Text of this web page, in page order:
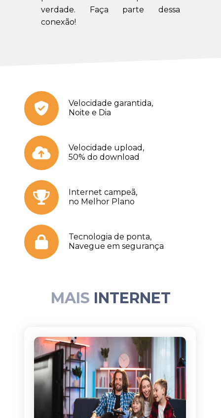
verdade. Faça parte dessa
conexão!
Velocidade garantida,
Noite e Dia
Velocidade upload,
50% do download
Internet campeã,
no Melhor Plano
Tecnologia de ponta,
Navegue em segurança
MAIS INTERNET